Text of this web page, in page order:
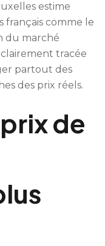
estime
français comme le
du marché
tracée
partout des
des prix réels.
de